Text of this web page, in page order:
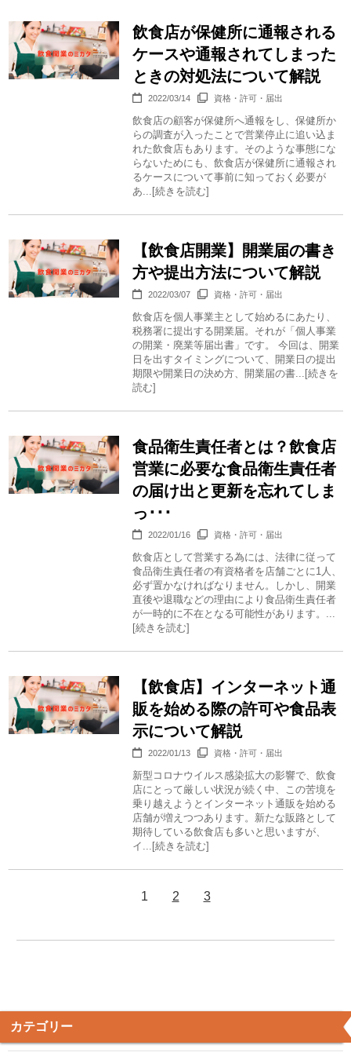
飲食店が保健所に通報される
ケースや通報されてしまった
ときの対処法について解説
2022/03/14 資格・許可・届出
飲食店の顧客が保健所へ通報をし、保健所か
らの調査が入ったことで営業停止に追い込ま
れた飲食店もあります。そのような事態にな
らないためにも、飲食店が保健所に通報され
るケースについて事前に知っておく必要が
あ...[続きを読む]
【飲食店開業】開業届の書き
方や提出方法について解説
2022/03/07 資格・許可・届出
飲食店を個人事業主として始めるにあたり、
税務署に提出する開業届。それが「個人事業
の開業・廃業等届出書」です。 今回は、開業
日を出すタイミングについて、開業日の提出
期限や開業日の決め方、開業届の書...[続きを
読む]
食品衛生責任者とは？飲食店
営業に必要な食品衛生責任者
の届け出と更新を忘れてしま
っ･･･
2022/01/16 資格・許可・届出
飲食店として営業する為には、法律に従って
食品衛生責任者の有資格者を店舗ごとに1人、
必ず置かなければなりません。しかし、開業
直後や退職などの理由により食品衛生責任者
が一時的に不在となる可能性があります。...
[続きを読む]
【飲食店】インターネット通
販を始める際の許可や食品表
示について解説
2022/01/13 資格・許可・届出
新型コロナウイルス感染拡大の影響で、飲食
店にとって厳しい状況が続く中、この苦境を
乗り越えようとインターネット通販を始める
店舗が増えつつあります。新たな販路として
期待している飲食店も多いと思いますが、
イ...[続きを読む]
1 2 3
カテゴリー